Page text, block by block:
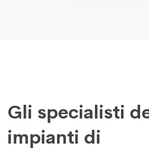
Gli specialisti
impianti di